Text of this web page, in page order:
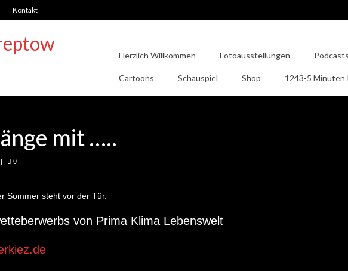
Kontakt
Herzlich Willkommen Fotoausstellungen
Cartoons Schauspiel Shop 1243-5 Minuten
mit …..
| 0
Sommer steht vor der Tür.
von Prima Klima Lebenswelt